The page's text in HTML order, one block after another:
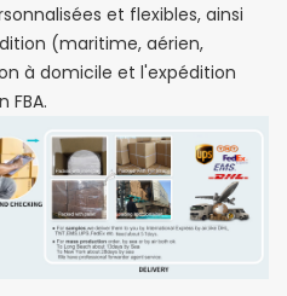
et flexibles, ainsi
(maritime, aérien,
à domicile et l'expédition
FBA.